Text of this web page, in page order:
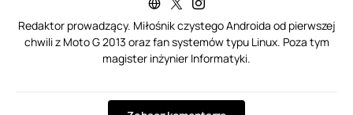
Redaktor prowadzący. Miłośnik czystego Androida od pierwszej
chwili z Moto G 2013 oraz fan systemów typu Linux. Poza tym
magister inżynier Informatyki.